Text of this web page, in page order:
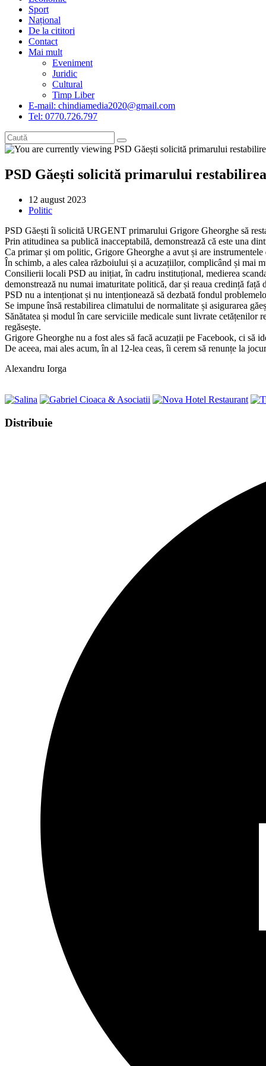
Sport
Național
De la cititori
Contact
Mai mult
Eveniment
Juridic
Cultural
Timp Liber
E-mail: chindiamedia2020@gmail.com
Tel: 0770.726.797
PSD Găești solicită primarului
Post
published:
12 august 2023
Post
Politic
PSD Găești îi solicită URGENT primarului Grigore Gheorghe să
Prin atitudinea sa publică inacceptabilă, demonstrează că este una
Ca primar și om politic, Grigore Gheorghe a avut și are
În schimb, a ales calea războiului și a acuzațiilor, complicând și mai
Consilierii locali PSD au inițiat, în cadru instituțional, medierea
demonstrează nu numai imaturitate politică, dar și reaua credință față
PSD nu a intenționat și nu intenționează să dezbată fondul
Se impune însă restabilirea climatului de normalitate și asigurarea
Sănătatea și modul în care serviciile medicale sunt livrate cetățenilor
regăsește.
Grigore Gheorghe nu a fost ales să facă acuzații pe Facebook, ci să
De aceea, mai ales acum, în al 12-lea ceas, îi cerem să renunțe la
Alexandru Iorga
DistribuieShare